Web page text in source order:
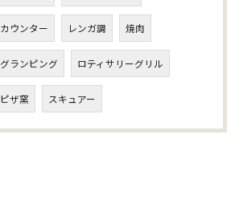
カウンター レンガ調 焼肉
グランピング ロティサリーグリル
ピザ窯 スキュアー